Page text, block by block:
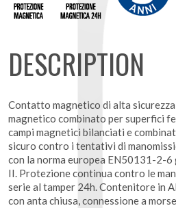
DESCRIPTION
Contatto magnetico di alta
magnetico combinato per superfici
campi magnetici bilanciati e
sicuro contro i tentativi di
con la norma europea EN50131-2-6
II. Protezione continua contro le
serie al tamper 24h. Contenitore in
con anta chiusa, connessione a